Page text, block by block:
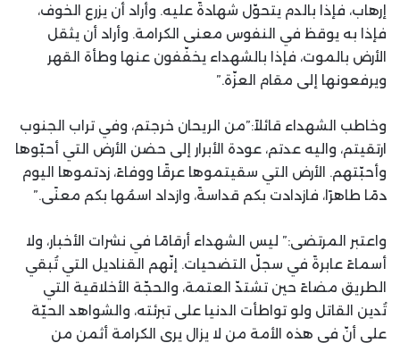
إرهاب، فإذا بالدم يتحوّل شهادةً عليه. وأراد أن يزرع الخوف،
فإذا به يوقظ في النفوس معنى الكرامة. وأراد أن يثقل
الأرض بالموت، فإذا بالشهداء يخفّفون عنها وطأة القهر
ويرفعونها إلى مقام العزّة.”
وخاطب الشهداء قائلاً:”من الريحان خرجتم، وفي تراب الجنوب
ارتقيتم، واليه عدتم، عودة الأبرار إلى حضن الأرض التي أحبّوها
وأحبّتهم. الأرض التي سقيتموها عرقًا ووفاءً، زدتموها اليوم
دمًا طاهرًا، فازدادت بكم قداسةً، وازداد اسمُها بكم معنًى.”
واعتبر المرتضى:” ليس الشهداء أرقامًا في نشرات الأخبار، ولا
أسماءً عابرةً في سجلّ التضحيات. إنّهم القناديل التي تُبقي
الطريق مضاءً حين تشتدّ العتمة، والحجّة الأخلاقية التي
تُدين القاتل ولو تواطأت الدنيا على تبرئته، والشواهد الحيّة
على أنّ في هذه الأمة من لا يزال يرى الكرامة أثمن من